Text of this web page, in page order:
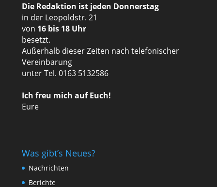
Die Redaktion ist jeden Donnerstag
in der Leopoldstr. 21
von 16 bis 18 Uhr
besetzt.
Außerhalb dieser Zeiten nach telefonischer
Vereinbarung
unter Tel. 0163 5132586
Ich freu mich auf Euch!
Eure
Was gibt’s Neues?
Nachrichten
Berichte